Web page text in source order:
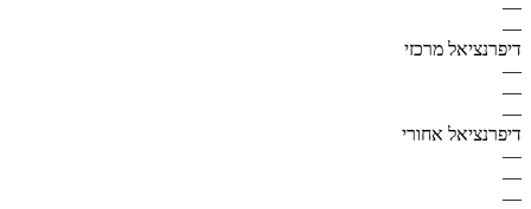
—
—
דיפרנציאל מרכזי
—
—
—
דיפרנציאל אחורי
—
—
—